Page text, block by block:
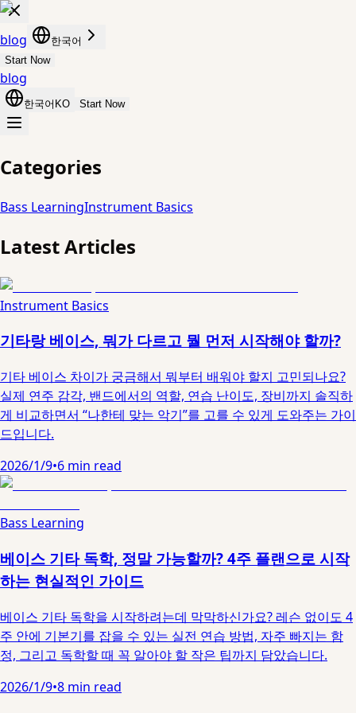
blog
한국어
Start Now
blog
한국어 KO Start Now
Categories
Bass LearningInstrument Basics
Latest Articles
Instrument Basics
기타랑 베이스, 뭐가 다르고 뭘 먼저 시작해야 할까?
기타 베이스 차이가 궁금해서 뭐부터 배워야 할지 고민되나요?
실제 연주 감각, 밴드에서의 역할, 연습 난이도, 장비까지 솔직하
게 비교하면서 “나한테 맞는 악기”를 고를 수 있게 도와주는 가이
드입니다.
2026/1/9•6 min read
Bass Learning
베이스 기타 독학, 정말 가능할까? 4주 플랜으로 시작
하는 현실적인 가이드
베이스 기타 독학을 시작하려는데 막막하신가요? 레슨 없이도 4
주 안에 기본기를 잡을 수 있는 실전 연습 방법, 자주 빠지는 함
정, 그리고 독학할 때 꼭 알아야 할 작은 팁까지 담았습니다.
2026/1/9•8 min read